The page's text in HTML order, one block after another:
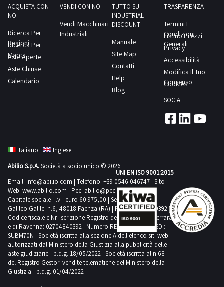
ACQUISTA CON
NOI
Ricerca Per
Regioni
Ricerca Per
Marca
Aste Aperte
Aste Chiuse
Calendario
VENDI CON NOI
Vendi Macchinari
Industriali
TUTTO SU
INDUSTRIAL
DISCOUNT
Manuale
Site Map
Contatti
Help
Blog
TRASPARENZA
Termini E
Condizioni
Generali
Listino Prezzi
Privacy
Accessibilità
Modifica Il Tuo
Consenso
Cookies
SOCIAL
Italiano
Inglese
Abilio S.p.A.Società a socio unico © 2026
Email: info@abilio.com | Telefono: +39 0546 046747 | Sito
Web: www.abilio.com | Pec: abilio@pec.illimity.com
Capitale sociale [i.v.] euro 60.975,00 | Sede legale in Via
Galileo Galilei n.6, 48018 Faenza (RA) | P.IVA: 02704840392 |
Codice fiscale e Nr. Iscrizione Registro delle Imprese di Ferrara
e di Ravenna: 02704840392 | Numero REA RA 224830 | SDI:
SUBM70N | Società iscritta alla sezione A dell'elenco siti web
autorizzati dal Ministero della Giustizia alla pubblicità delle
aste giudiziarie - p.d.g. 18/05/2022 | Società iscritta al n.68
del Registro Gestori vendite telematiche del Ministero della
Giustizia - p.d.g. 01/04/2022
UNI EN ISO 9001:2015